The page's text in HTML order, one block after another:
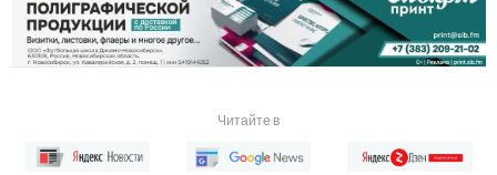
Читайте в